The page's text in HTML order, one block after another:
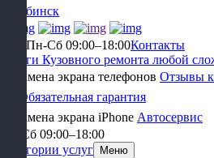
Челябинск
Пн-Сб 09:00–18:00Контакты
Услуги Кузовного ремонта любой
Отзывы
Обязательная гарантия
Автосервис
Пн-Сб 09:00–18:00
Категории услуг
Меню